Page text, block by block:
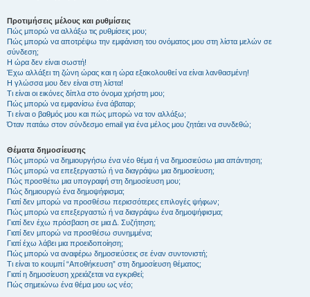
Προτιμήσεις μέλους και ρυθμίσεις
Πώς μπορώ να αλλάξω τις ρυθμίσεις μου;
Πώς μπορώ να αποτρέψω την εμφάνιση του ονόματος μου στη λίστα μελών σε
σύνδεση;
Η ώρα δεν είναι σωστή!
Έχω αλλάξει τη ζώνη ώρας και η ώρα εξακολουθεί να είναι λανθασμένη!
Η γλώσσα μου δεν είναι στη λίστα!
Τι είναι οι εικόνες δίπλα στο όνομα χρήστη μου;
Πώς μπορώ να εμφανίσω ένα άβαταρ;
Τι είναι ο βαθμός μου και πώς μπορώ να τον αλλάξω;
Όταν πατάω στον σύνδεσμο email για ένα μέλος μου ζητάει να συνδεθώ;
Θέματα δημοσίευσης
Πώς μπορώ να δημιουργήσω ένα νέο θέμα ή να δημοσιεύσω μια απάντηση;
Πώς μπορώ να επεξεργαστώ ή να διαγράψω μια δημοσίευση;
Πώς προσθέτω μια υπογραφή στη δημοσίευση μου;
Πώς δημιουργώ ένα δημοψήφισμα;
Γιατί δεν μπορώ να προσθέσω περισσότερες επιλογές ψήφων;
Πώς μπορώ να επεξεργαστώ ή να διαγράψω ένα δημοψήφισμα;
Γιατί δεν έχω πρόσβαση σε μια Δ. Συζήτηση;
Γιατί δεν μπορώ να προσθέσω συνημμένα;
Γιατί έχω λάβει μια προειδοποίηση;
Πώς μπορώ να αναφέρω δημοσιεύσεις σε έναν συντονιστή;
Τι είναι το κουμπί “Αποθήκευση” στη δημοσίευση θέματος;
Γιατί η δημοσίευση χρειάζεται να εγκριθεί;
Πώς σημειώνω ένα θέμα μου ως νέο;